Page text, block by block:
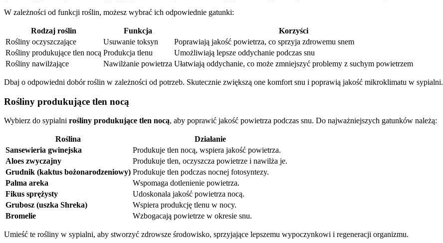
W zależności od funkcji roślin, możesz wybrać ich odpowiednie gatunki:
Rodzaj roślin Funkcja
Korzyści
Rośliny oczyszczające
Usuwanie toksyn
Poprawiają jakość powietrza, co sprzyja zdrowemu snem
Rośliny produkujące tlen nocą Produkcja tlenu
Umożliwiają lepsze oddychanie podczas snu
Rośliny nawilżające
Nawilżanie powietrza Ułatwiają oddychanie, co może zmniejszyć problemy z suchym powietrzem
Dbaj o odpowiedni dobór roślin w zależności od potrzeb. Skutecznie zwiększą one komfort snu i poprawią jakość mikroklimatu w sypialni.
Rośliny produkujące tlen nocą
Wybierz do sypialni rośliny produkujące tlen nocą, aby poprawić jakość powietrza podczas snu. Do najważniejszych gatunków należą:
Roślina
Działanie
Sansewieria gwinejska
Produkuje tlen nocą, wspiera jakość powietrza.
Aloes zwyczajny
Produkuje tlen, oczyszcza powietrze i nawilża je.
Grudnik (kaktus bożonarodzeniowy) Produkuje tlen podczas nocnej fotosyntezy.
Palma areka
Wspomaga dotlenienie powietrza.
Fikus sprężysty
Udoskonala jakość powietrza nocą.
Grubosz (uszka Shreka)
Wspiera produkcję tlenu w nocy.
Bromelie
Wzbogacają powietrze w okresie snu.
Umieść te rośliny w sypialni, aby stworzyć zdrowsze środowisko, sprzyjające lepszemu wypoczynkowi i regeneracji organizmu.